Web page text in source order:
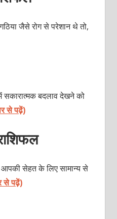
जैसे रोग से परेशान थे तो,
बदलाव देखने को
से पढ़ें)
आपकी सेहत के लिए सामान्य से
से पढ़ें)